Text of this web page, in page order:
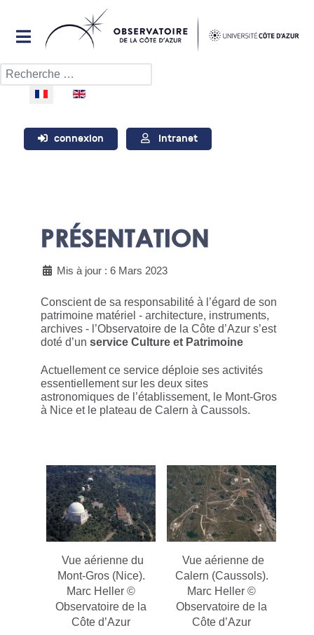
Rechercher
Sélectionnez votre langue
connexion Intranet
PRÉSENTATION
Mis à jour : 6 Mars 2023
Conscient de sa responsabilité à l’égard de son
patrimoine matériel - architecture, instruments,
archives - l’Observatoire de la Côte d’Azur s’est
doté d’un service Culture et Patrimoine
Actuellement ce service déploie ses activités
essentiellement sur les deux sites
astronomiques de l’établissement, le Mont-Gros
à Nice et le plateau de Calern à Caussols.
Vue aérienne du
Mont-Gros (Nice).
Marc Heller ©
Observatoire de la
Côte d’Azur
Vue aérienne de
Calern (Caussols).
Marc Heller ©
Observatoire de la
Côte d’Azur